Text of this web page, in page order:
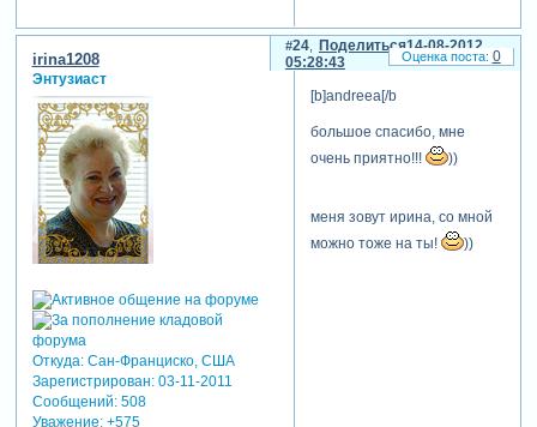
Поделиться
24
14-08-2012
05:28:43
irina1208
Энтузиаст
Откуда:Сан-Франциско, США
Зарегистрирован: 03-11-2011
Сообщений:508
Уважение: +575
[b]andreea[/b
большое спасибо, мне
очень приятно!!!
))
меня зовут ирина, со мной
можно тоже на ты!
))
0